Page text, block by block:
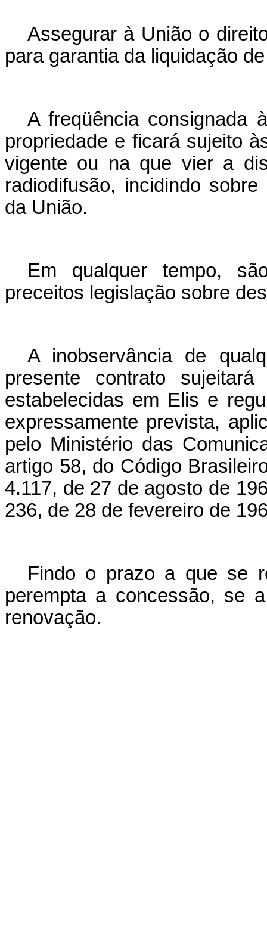
Assegurar à União o
para garantia da liquidação
A freqüência consignada
propriedade e ficará sujeito
vigente ou na que vier a
radiodifusão, incidindo
da União.
Em qualquer tempo,
preceitos legislação sobre
A inobservância de
presente contrato
estabelecidas em Elis e
expressamente prevista,
pelo Ministério das
artigo 58, do Código
4.117, de 27 de agosto de
236, de 28 de fevereiro de
Findo o prazo a que se
perempta a concessão, se
renovação.